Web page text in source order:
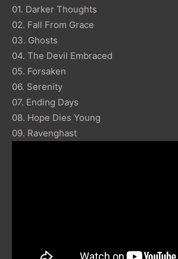
01. Darker Thoughts
02. Fall From Grace
03. Ghosts
04. The Devil Embraced
05. Forsaken
06. Serenity
07. Ending Days
08. Hope Dies Young
09. Ravenghast